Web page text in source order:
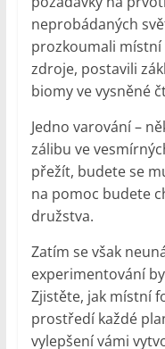
neprobádaných
prozkoumali
zdroje, postavili
biomy ve vysněné
Jedno varování –
zálibu ve
přežít, budete se
na pomoc budete
družstva.
Zatím se však
experimentování
Zjistěte, jak místní
prostředí každé
vylepšení vámi